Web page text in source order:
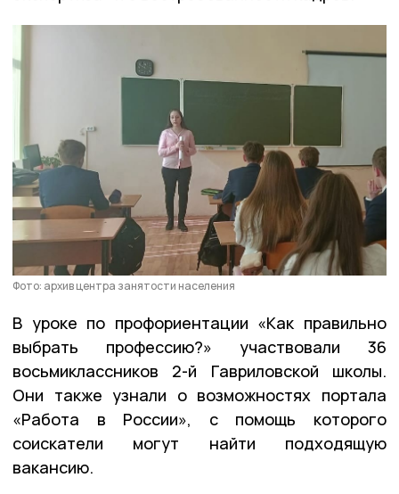
Фото: архив центра занятости населения
В уроке по профориентации «Как правильно
выбрать профессию?» участвовали 36
восьмиклассников 2-й Гавриловской школы.
Они также узнали о возможностях портала
«Работа в России», с помощь которого
соискатели могут найти подходящую
вакансию.